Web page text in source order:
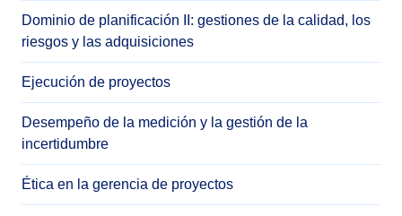
Dominio de planificación II: gestiones de la calidad, los
riesgos y las adquisiciones
Ejecución de proyectos
Desempeño de la medición y la gestión de la
incertidumbre
Ética en la gerencia de proyectos